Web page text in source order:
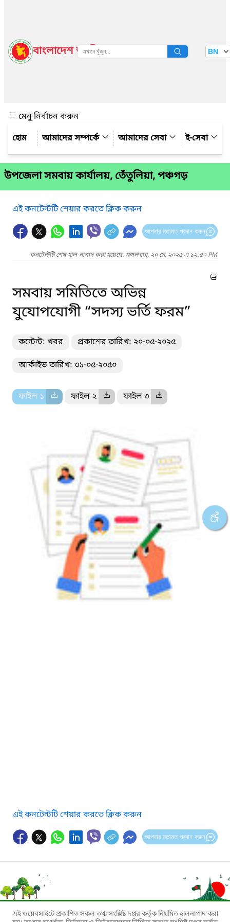
বাংলাদেশ জাতীয় তথ্য বাতায়ন BN
মেনু নির্বাচন করুন
আমাদের সম্পর্কে
আমাদের সেবা ই-সেবা
উপ‌জেলা সমবায় কার্যালয়, তেঁতুলিয়া, পঞ্চগড়
এই কনটেন্টটি শেয়ার করতে ক্লিক করুন
আপনার মতামত প্রদান করুন
কনটেন্টটি শেষ হাল-নাগাদ করা হয়েছে: মঙ্গলবার, ২০ মে, ২০২৫ এ ১২:৫০ PM
সমবায় সমিতিতে অভিন্ন
যুযোপযোগী “সদস্য ভর্তি ফরম”
কন্টেন্ট: খবর প্রকাশের তারিখ: ২০-০৫-২০২৫
আর্কাইভ তারিখ: ৩১-০৫-২০৫০
ফাইল ১ ফাইল ২ ফাইল ৩
এই কনটেন্টটি শেয়ার করতে ক্লিক করুন
আপনার মতামত প্রদান করুন
এই ওয়েবসাইটে প্রকাশিত সকল তথ্য সংশ্লিষ্ট দপ্তর কর্তৃক নিয়মিত হালনাগাদ করা